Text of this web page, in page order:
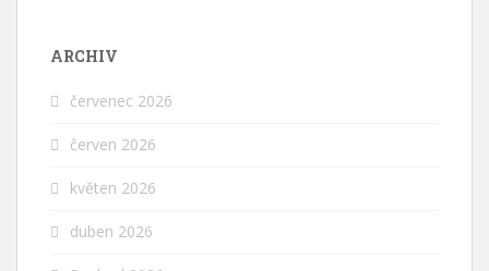
ARCHIV
červenec 2026
červen 2026
květen 2026
duben 2026